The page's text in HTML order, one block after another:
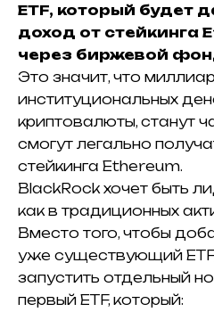
ETF, который будет
доход от стейкинга
через биржевой
Это значит, что
институциональных
криптовалюты, станут
смогут легально
стейкинга Ethereum.
BlackRock хочет быть
как в традиционных
Вместо того, чтобы
уже существующий
запустить отдельный
первый ETF, который: